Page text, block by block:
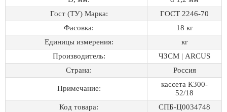
Гост (ТУ) Марка:
ГОСТ 2246-70
Фасовка:
18 кг
Единицы измерения:
кг
Производитель:
ЧЗСМ | ARCUS
Страна:
Россия
Примечание:
кассета К300-
52/18
Код товара:
СПБ-Ц0034748